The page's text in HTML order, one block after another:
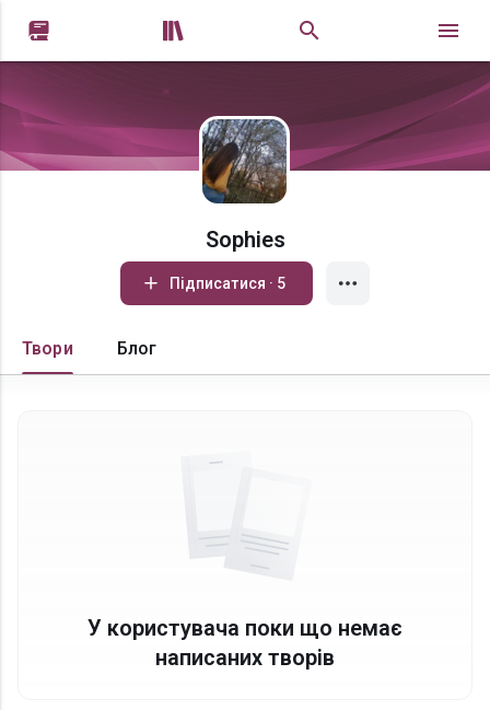
 
Sophies
Підписатися · 5
Твори Блог
У користувача поки що немає
написаних творів